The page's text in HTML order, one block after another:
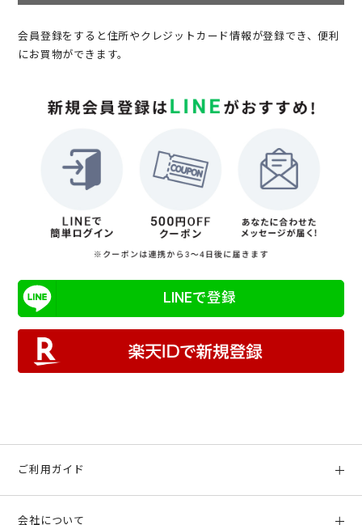
会員登録をすると住所やクレジットカード情報が登録でき、便利
にお買物ができます。
LINEで登録
ご利用ガイド
会社について